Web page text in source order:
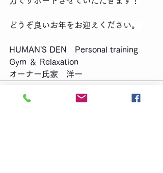
​どうぞ良いお年をお迎えください。
HUMAN'S DEN　Personal training
Gym ＆ Relaxation
オーナー氏家　洋一